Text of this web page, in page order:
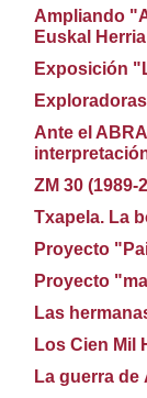
Ampliando
Euskal Herria
Exposición
Ante el
ZM 30
Txapela. La
Proyecto
Proyecto
Las
Los Cien Mil
La guerra de